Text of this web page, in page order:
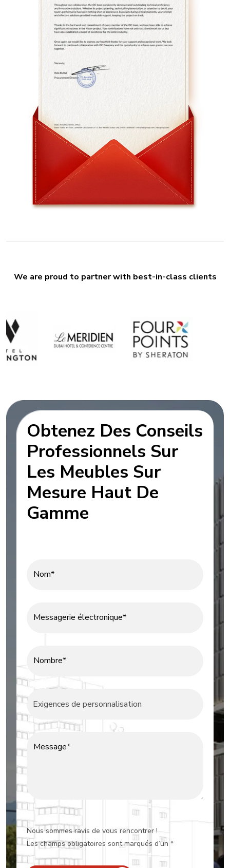
We are proud to partner with best-in-class clients
Obtenez Des Conseils
Professionnels Sur
Les Meubles Sur
Mesure Haut De
Gamme
Nom*
Messagerie électronique*
Nombre*
Message*
Nous sommes ravis de vous rencontrer !
Les champs obligatoires sont marqués d’un *